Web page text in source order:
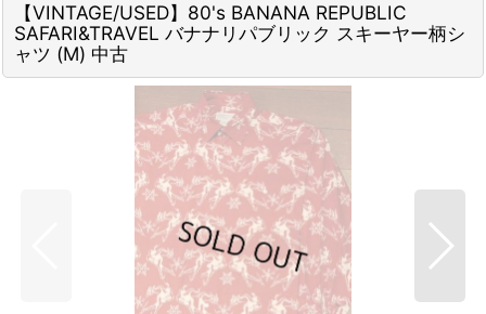
【VINTAGE/USED】80's BANANA REPUBLIC
SAFARI&TRAVEL バナナリパブリック スキーヤー柄シ
ャツ (M) 中古